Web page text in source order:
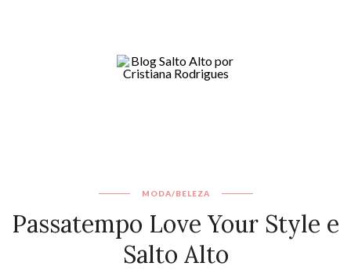
MODA/BELEZA
Passatempo Love Your Style e
Salto Alto